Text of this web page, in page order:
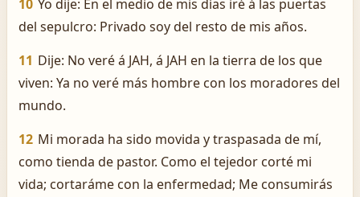
10 Yo dije: En el medio de mis días iré á las puertas
del sepulcro: Privado soy del resto de mis años.
11 Dije: No veré á JAH, á JAH en la tierra de los que
viven: Ya no veré más hombre con los moradores del
mundo.
12 Mi morada ha sido movida y traspasada de mí,
como tienda de pastor. Como el tejedor corté mi
vida; cortaráme con la enfermedad; Me consumirás